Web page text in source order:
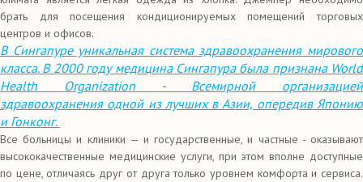
брать для посещения кондиционируемых помещений торговых
центров и офисов.
В Сингапуре уникальная система здравоохранения мирового
класса. В 2000 году медицина Сингапура была признана World
Health Organization - Всемирной организацией
здравоохранения одной из лучших в Азии, опередив Японию
и Гонконг.
Все больницы и клиники — и государственные, и частные - оказывают
высококачественные медицинские услуги, при этом вполне доступные
по цене, отличаясь друг от друга только уровнем комфорта и сервиса.